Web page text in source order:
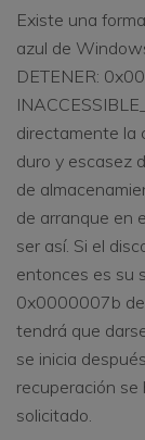
Existe una
azul de
DETENER:
directamente la
duro y escasez
de
de arranque en
ser así. Si el
entonces es su
0x0000007b
tendrá que
se inicia
recuperación se
solicitado.